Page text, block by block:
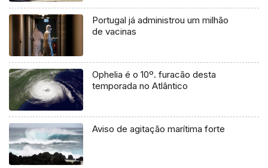
Portugal já administrou um milhão
de vacinas
Ophelia é o 10º. furacão desta
temporada no Atlântico
Aviso de agitação marítima forte